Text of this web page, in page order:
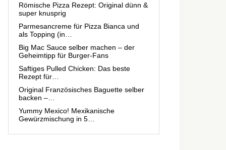
Römische Pizza Rezept: Original dünn &
super knusprig
Parmesancreme für Pizza Bianca und
als Topping (in…
Big Mac Sauce selber machen – der
Geheimtipp für Burger-Fans
Saftiges Pulled Chicken: Das beste
Rezept für…
Original Französisches Baguette selber
backen –…
Yummy Mexico! Mexikanische
Gewürzmischung in 5…